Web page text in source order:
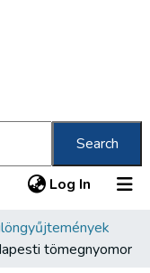
Search
Log In (current)
tömegnyomor